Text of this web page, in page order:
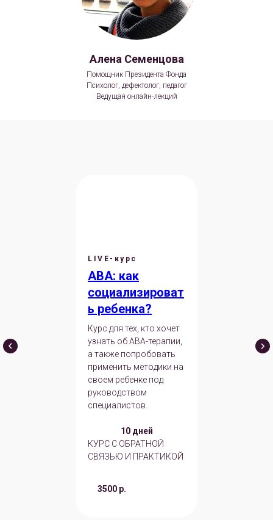
Алена Семенцова
Помощник Президента Фонда
Психолог, дефектолог, педагог
Ведущая онлайн-лекций
LIVE-курс
ABA: как
социализироват
ь ребенка?
Курс для тех, кто хочет
узнать об ABA-терапии,
а также попробовать
применить методики на
своем ребенке под
руководством
специалистов.
10 дней
КУРС С ОБРАТНОЙ
СВЯЗЬЮ И ПРАКТИКОЙ
3500 р.